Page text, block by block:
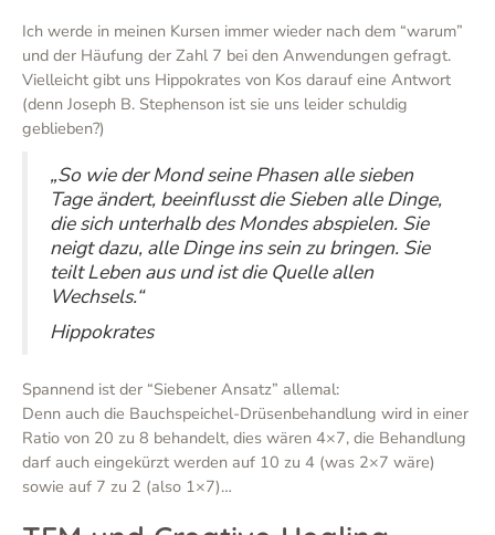
Ich werde in meinen Kursen immer wieder nach dem “warum”
und der Häufung der Zahl 7 bei den Anwendungen gefragt.
Vielleicht gibt uns Hippokrates von Kos darauf eine Antwort
(denn Joseph B. Stephenson ist sie uns leider schuldig
geblieben?)
„So wie der Mond seine Phasen alle sieben
Tage ändert, beeinflusst die Sieben alle Dinge,
die sich unterhalb des Mondes abspielen. Sie
neigt dazu, alle Dinge ins sein zu bringen. Sie
teilt Leben aus und ist die Quelle allen
Wechsels.“
Hippokrates
Spannend ist der “Siebener Ansatz” allemal:
Denn auch die Bauchspeichel-Drüsenbehandlung wird in einer
Ratio von 20 zu 8 behandelt, dies wären 4×7, die Behandlung
darf auch eingekürzt werden auf 10 zu 4 (was 2×7 wäre)
sowie auf 7 zu 2 (also 1×7)…